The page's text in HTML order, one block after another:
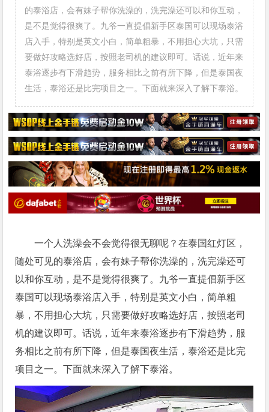
的泰浴店，会有妹子帮你洗澡的，洗完澡还可以和你互动，
是不是觉得很爽了。九爷一直提倡新手区泰国可以现场泰浴
店入手，特别是英文小白，简单粗暴，不用担心大坑，只需
要做好攻略选好店，按照老司机的建议即可。话说，近年来
泰浴逐步有下滑趋势，服务相比之前有所下降，但是泰国夜
生活，泰浴还是比完项目之一。下面就来深入了解下泰浴。
一个人洗澡会不会觉得很无聊呢？在泰国红灯区，
随处可见的泰浴店，会有妹子帮你洗澡的，洗完澡还可
以和你互动，是不是觉得很爽了。九爷一直提倡新手区
泰国可以现场泰浴店入手，特别是英文小白，简单粗
暴，不用担心大坑，只需要做好攻略选好店，按照老司
机的建议即可。话说，近年来泰浴逐步有下滑趋势，服
务相比之前有所下降，但是泰国夜生活，泰浴还是比完
项目之一。下面就来深入了解下泰浴。